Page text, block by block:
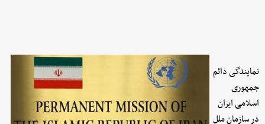
نمایندگی دائم
جمهوری
اسلامی ایران
در سازمان ملل